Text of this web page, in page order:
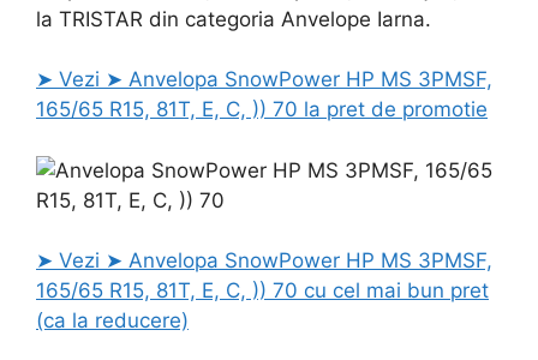
la TRISTAR din categoria Anvelope Iarna.
➤ Vezi ➤ Anvelopa SnowPower HP MS 3PMSF,
165/65 R15, 81T, E, C, )) 70 la pret de promotie
➤ Vezi ➤ Anvelopa SnowPower HP MS 3PMSF,
165/65 R15, 81T, E, C, )) 70 cu cel mai bun pret
(ca la reducere)